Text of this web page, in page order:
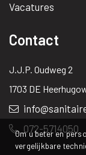
Vacatures
Contact
J.J.P. Oudweg 2
1703 DE
072-5714050
Om u beter en
vergelijkbare